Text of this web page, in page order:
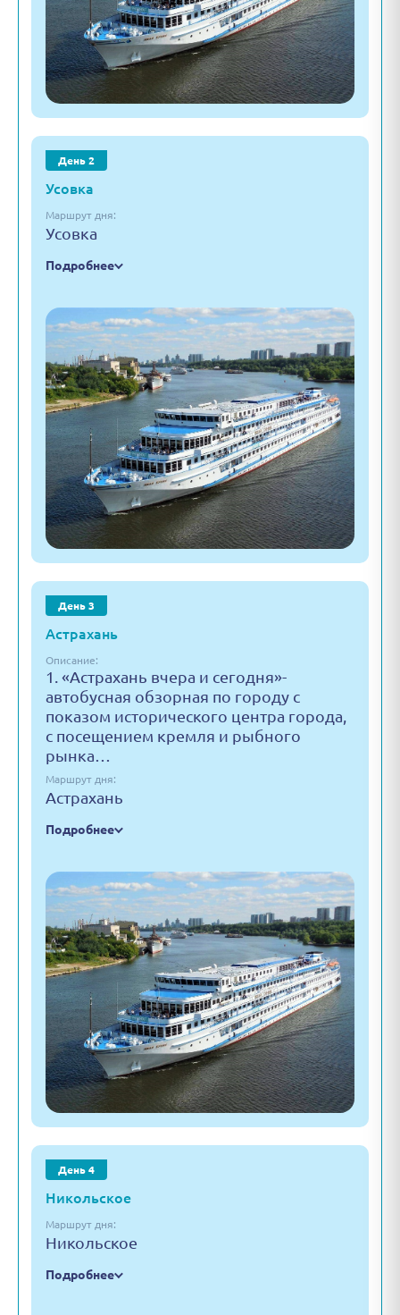
День 2
Усовка
Маршрут дня:
Усовка
Подробнее
День 3
Астрахань
Описание:
1. «Астрахань вчера и сегодня»-
автобусная обзорная по городу с
показом исторического центра города,
с посещением кремля и рыбного
рынка…
Маршрут дня:
Астрахань
Подробнее
День 4
Никольское
Маршрут дня:
Никольское
Подробнее